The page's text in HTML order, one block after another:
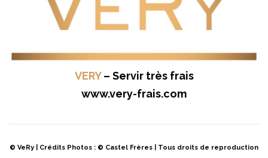
VERY– Servir très frais
www.very-frais.com
© VeRy | Crédits Photos : © Castel Frères | Tous droits de reproduction